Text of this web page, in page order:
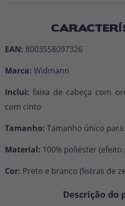
EAN: 8003558097326
Marca: Widmann
Inclui: faixa de cabeça com
com cinto
Tamanho: Tamanho único
Material: 100% poliéster (efeito
Cor: Preto e branco (listras de
Descrição do